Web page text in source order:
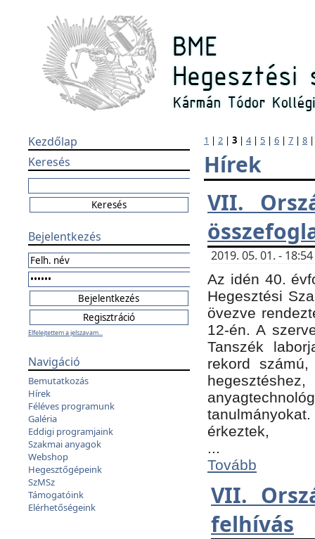
Kezdőlap
Keresés
Bejelentkezés
Elfelejtettem a jelszavam...
Navigáció
Bemutatkozás
Hírek
Féléves programunk
Galéria
Eddigi programjaink
Szakmai anyagok
Webshop
Hegesztőgépeink
SzMSz
Támogatóink
Elérhetőségeink
1 | 2 | 3 | 4| 5 | 6 | 7 | 8
Hírek
VII.
2019. 05. 01. -
Az idén 40.
Hegesztési
övezve
12-én. A
Tanszék
rekord
érkeztek,
...
Tovább
VII.
felhívás